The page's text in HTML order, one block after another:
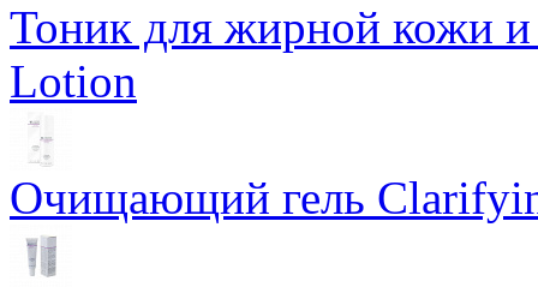
Тоник для жирной кожи
Lotion
Очищающий гель